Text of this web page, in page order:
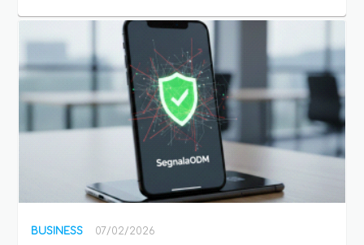
BUSINESS 07/02/2026